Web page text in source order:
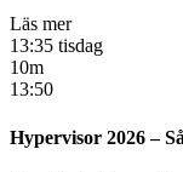
Läs mer
13:35 tisdag
10m
13:50
Hypervisor 2026 –